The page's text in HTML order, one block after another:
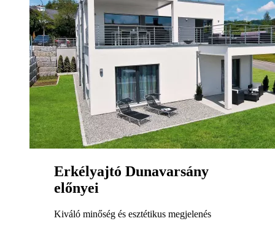
Erkélyajtó Dunavarsány
előnyei
Kiváló minőség és esztétikus megjelenés